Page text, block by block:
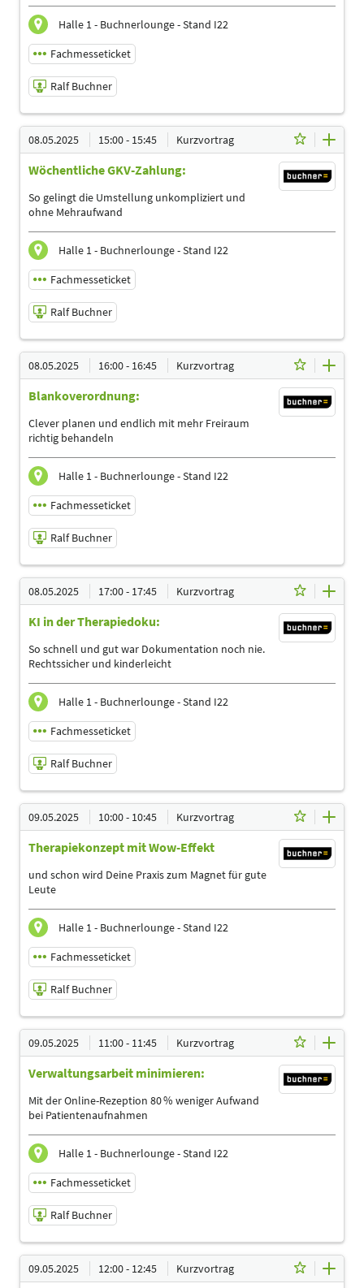
Themen
Ergotherapeuten | Heilpraktiker | Management |
Halle 1 - Buchnerlounge - Stand I22
Fachmesseticket
Ralf Buchner
08.05.2025 | 14:00 - 14:45
Ralf Buchner
Referent
Sprache
Deutsch
Themen
Ergotherapeuten | Logopäden, Sprachtherapeuten |
08.05.2025 15:00 - 15:45 Kurzvortrag
Wöchentliche GKV-Zahlung:
So gelingt die Umstellung unkompliziert und
ohne Mehraufwand
Halle 1 - Buchnerlounge - Stand I22
Fachmesseticket
Ralf Buchner
08.05.2025 | 15:00 - 15:45
Ralf Buchner
Referent
Sprache
Deutsch
Themen
Ergotherapeuten | Heilpraktiker | Logopäden,
Podologen | Sporttherapeuten
08.05.2025 16:00 - 16:45 Kurzvortrag
Blankoverordnung:
Clever planen und endlich mit mehr Freiraum
richtig behandeln
Halle 1 - Buchnerlounge - Stand I22
Fachmesseticket
Ralf Buchner
08.05.2025 | 16:00 - 16:45
Ralf Buchner
Referent
Sprache
Deutsch
Themen
Ergotherapeuten | Heilpraktiker | Logopäden,
Podologen
08.05.2025 17:00 - 17:45 Kurzvortrag
KI in der Therapiedoku:
So schnell und gut war Dokumentation noch nie.
Rechtssicher und kinderleicht
Halle 1 - Buchnerlounge - Stand I22
Fachmesseticket
Ralf Buchner
08.05.2025 | 17:00 - 17:45
Ralf Buchner
Referent
Sprache
Themen
Ergotherapeuten | Heilpraktiker | Logopäden,
Podologen
09.05.2025 10:00 - 10:45 Kurzvortrag
Therapiekonzept mit Wow-Effekt
und schon wird Deine Praxis zum Magnet für gute
Leute
Halle 1 - Buchnerlounge - Stand I22
Fachmesseticket
Ralf Buchner
09.05.2025 | 10:00 - 10:45
Ralf Buchner
Referent
Sprache
Deutsch
Themen
Ergotherapeuten | Heilpraktiker | Logopäden,
Podologen
09.05.2025 11:00 - 11:45 Kurzvortrag
Verwaltungsarbeit minimieren:
Mit der Online-Rezeption 80 % weniger Aufwand
bei Patientenaufnahmen
Halle 1 - Buchnerlounge - Stand I22
Fachmesseticket
Ralf Buchner
09.05.2025 | 11:00 - 11:45
Ralf Buchner
09.05.2025 12:00 - 12:45 Kurzvortrag